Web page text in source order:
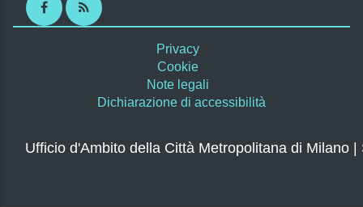
FacebookRSS
Privacy
Cookie
Note legali
Dichiarazione di accessibilità
Ufficio d'Ambito della Città Metropolitana di Milano